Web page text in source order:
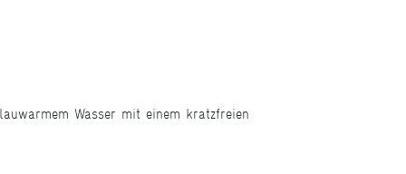
Wasser mit einem kratzfreien